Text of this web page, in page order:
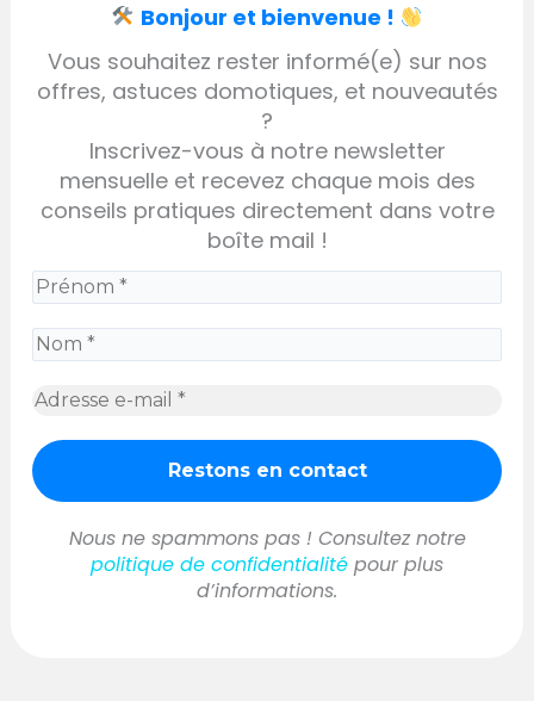
Bonjour et bienvenue !
Vous souhaitez rester informé(e) sur nos
offres, astuces domotiques, et nouveautés
?
Inscrivez-vous à notre newsletter
mensuelle et recevez chaque mois des
conseils pratiques directement dans votre
boîte mail !
Nous ne spammons pas ! Consultez notre
politique de confidentialité pour plus
d’informations.